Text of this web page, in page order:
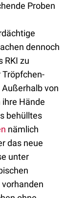
Proben
dennoch
RKI zu
von
Hände
behülltes
nämlich
das neue
unter